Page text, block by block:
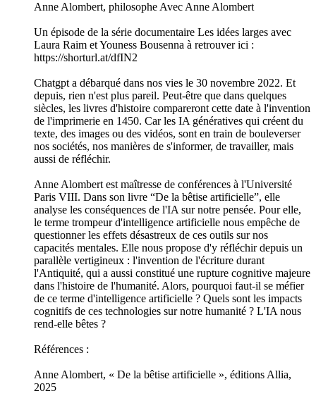
Anne Alombert, philosophe Avec Anne Alombert
Un épisode de la série documentaire Les idées larges avec
Laura Raim et Youness Bousenna à retrouver ici :
https://shorturl.at/dfIN2
Chatgpt a débarqué dans nos vies le 30 novembre 2022. Et
depuis, rien n'est plus pareil. Peut-être que dans quelques
siècles, les livres d'histoire compareront cette date à l'invention
de l'imprimerie en 1450. Car les IA génératives qui créent du
texte, des images ou des vidéos, sont en train de bouleverser
nos sociétés, nos manières de s'informer, de travailler, mais
aussi de réfléchir.
Anne Alombert est maîtresse de conférences à l'Université
Paris VIII. Dans son livre “De la bêtise artificielle”, elle
analyse les conséquences de l'IA sur notre pensée. Pour elle,
le terme trompeur d'intelligence artificielle nous empêche de
questionner les effets désastreux de ces outils sur nos
capacités mentales. Elle nous propose d'y réfléchir depuis un
parallèle vertigineux : l'invention de l'écriture durant
l'Antiquité, qui a aussi constitué une rupture cognitive majeure
dans l'histoire de l'humanité. Alors, pourquoi faut-il se méfier
de ce terme d'intelligence artificielle ? Quels sont les impacts
cognitifs de ces technologies sur notre humanité ? L'IA nous
rend-elle bêtes ?
Références :
Anne Alombert, « De la bêtise artificielle », éditions Allia,
2025